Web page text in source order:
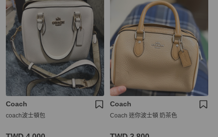
Coach
coach波士頓包
Coach
Coach 迷你波士頓 奶茶色